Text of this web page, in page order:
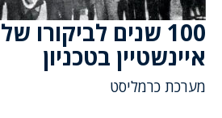
100 שנים לביקורו
איינשטיין בטכניון
מערכת כרמליסט